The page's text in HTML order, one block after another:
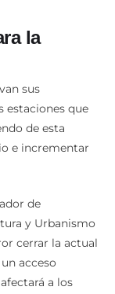
la
sus
estaciones que
de esta
e incrementar
de
y Urbanismo
cerrar la actual
acceso
a los